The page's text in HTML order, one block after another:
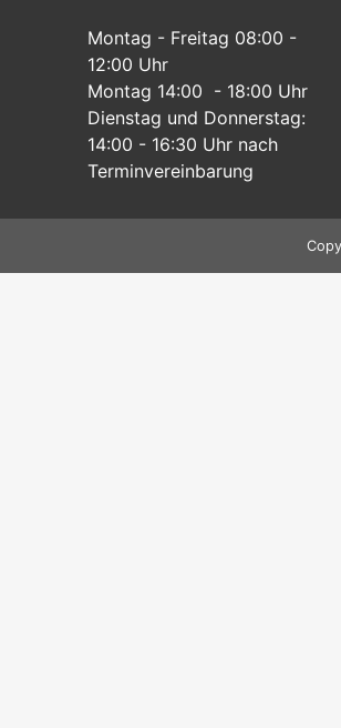
Montag - Freitag 08:00 -
12:00 Uhr
Montag 14:00 - 18:00 Uhr
Dienstag und Donnerstag:
14:00 - 16:30 Uhr nach
Terminvereinbarung